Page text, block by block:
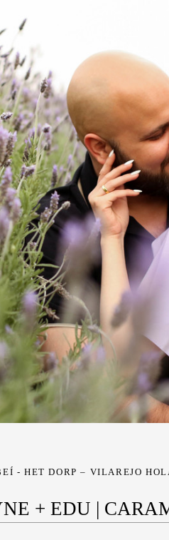
- HET DORP – VILAREJO
+ EDU |